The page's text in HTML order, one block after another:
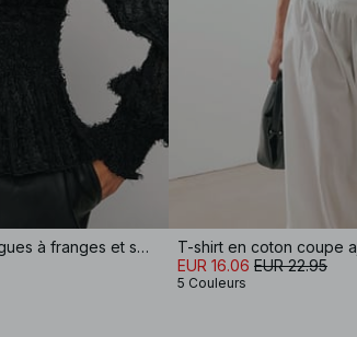
Chemisier manches longues à franges et smocks recyclé
EUR 16.06 EUR 22.95
5 Couleurs